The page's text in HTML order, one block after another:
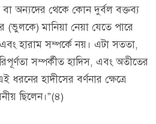
বা অন্যদের থেকে কোন দুর্বল বক্তব্য
মানিয়া নেয়া যেতে পারে
হারাম সম্পর্কে নয়। এটা সততা,
সম্পর্কীত হাদিস, এবং অতীতের
হাদীসের বর্ণনার ক্ষেত্রে
ছিলেন।”(৪)